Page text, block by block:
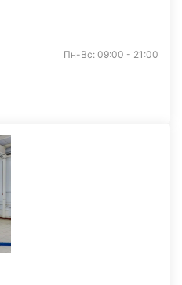
Пн-Вс: 09:00 - 21:00